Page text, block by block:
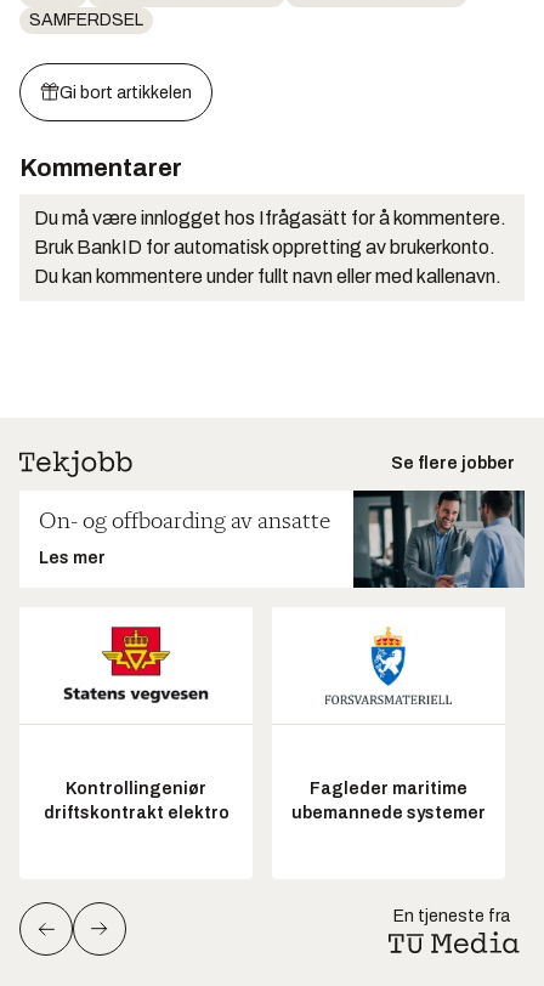
SAMFERDSEL
Gi bort artikkelen
Kommentarer
Du må være innlogget hos Ifrågasätt for å kommentere.
Bruk BankID for automatisk oppretting av brukerkonto.
Du kan kommentere under fullt navn eller med kallenavn.
Se flere jobber
On- og offboarding av ansatte
Les mer
Kontrollingeniør
driftskontrakt elektro
Fagleder maritime
ubemannede systemer
En tjeneste fra